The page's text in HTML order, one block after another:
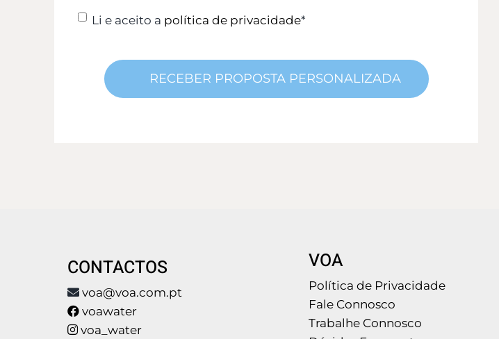
Li e aceito a política de privacidade*
CONTACTOS
voa@voa.com.pt
voawater
voa_water
VOA
Política de Privacidade
Fale Connosco
Trabalhe Connosco